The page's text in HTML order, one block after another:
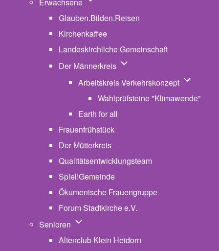
Glauben.Bilden.Reisen
Kirchenkaffee
Landeskirchliche Gemeinschaft
Der Männerkreis Unternavigation von Der
Arbeitskreis Verkehrskonzept
Wahlprüfsteine "Klimawende"
Earth for all
Frauenfrühstück
Der Mütterkreis
Qualitätsentwicklungsteam
Spiel!Gemeinde
Ökumenische Frauengruppe
Forum Stadtkirche e.V.
Senioren Unternavigation von Senioren
Altenclub Klein Heidorn